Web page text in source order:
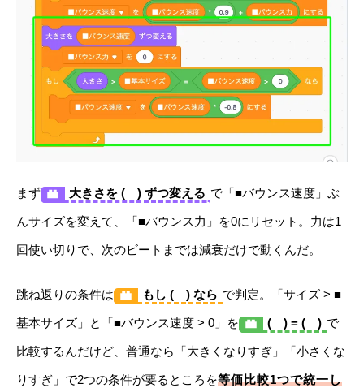
まず 大きさを ( ) ずつ変える で「■バウンス速度」ぶ
んサイズを変えて、「■バウンス力」を0にリセット。力は1
回使い切りで、次のビートまでは減衰だけで動くんだ。
跳ね返りの条件は もし ( ) なら で判定。「サイズ > ■
基本サイズ」と「■バウンス速度 > 0」を ( ) = ( ) で
比較するんだけど、普通なら「大きくなりすぎ」「小さくな
りすぎ」で2つの条件が要るところを等価比較1つで統一し